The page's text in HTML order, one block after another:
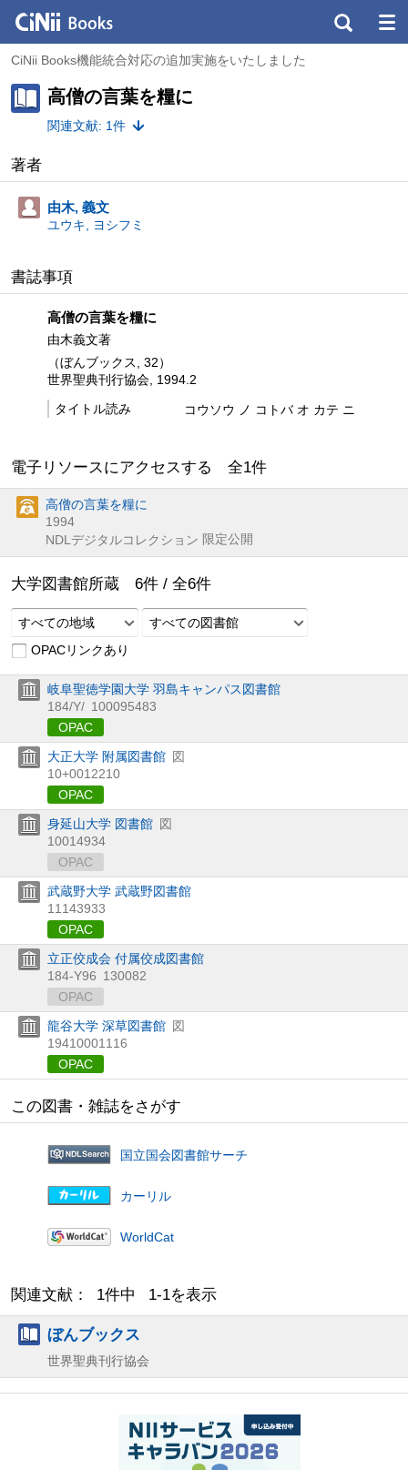
CiNii Books機能統合対応の追加実施をいたしました
高僧の言葉を糧に
関連文献: 1件
著者
由木, 義文
ユウキ, ヨシフミ
書誌事項
高僧の言葉を糧に
由木義文著
（ぼんブックス, 32）
世界聖典刊行協会, 1994.2
タイトル読み
コウソウ ノ コトバ オ カテ ニ
電子リソースにアクセスする 全1件
高僧の言葉を糧に
1994
NDLデジタルコレクション 限定公開
大学図書館所蔵 6件 / 全6件
すべての地域
すべての図書館
OPACリンクあり
岐阜聖徳学園大学 羽島キャンパス図書館
184/Y/ 100095483
OPAC
大正大学 附属図書館 図
10+0012210
OPAC
身延山大学 図書館 図
10014934
OPAC
武蔵野大学 武蔵野図書館
11143933
OPAC
立正佼成会 付属佼成図書館
184-Y96 130082
OPAC
龍谷大学 深草図書館 図
19410001116
OPAC
この図書・雑誌をさがす
国立国会図書館サーチ
カーリル
WorldCat
関連文献： 1件中 1-1を表示
ぼんブックス
世界聖典刊行協会